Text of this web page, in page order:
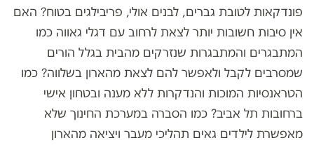
פונדקאות לטובת גברים, לבנים אולי, פריבילגים בטוח? האם
אין סיבות חשובות יותר לצאת לרחוב עם דגלי גאווה כמו
המתבגרים והמתבגרות שנזרקים מהבית בגלל הורים
שמסרבים לקבל ולאפשר להם לצאת מהארון בשלווה? כמו
הטראנסיות המוכות והנדקרות ללא מענה ובטחון אישי
ברחובות תל אביב? כמו הסברה במערכת החינוך שלא
מאפשרת לילדים גאים תהליכי מעבר ויציאה מהארון